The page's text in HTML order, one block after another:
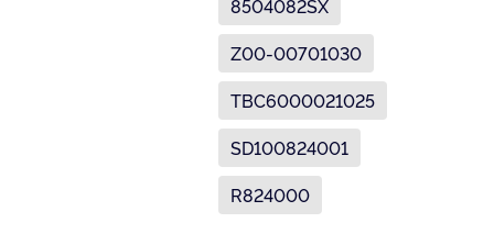
8504082SX
Z00-00701030
TBC6000021025
SD100824001
R824000